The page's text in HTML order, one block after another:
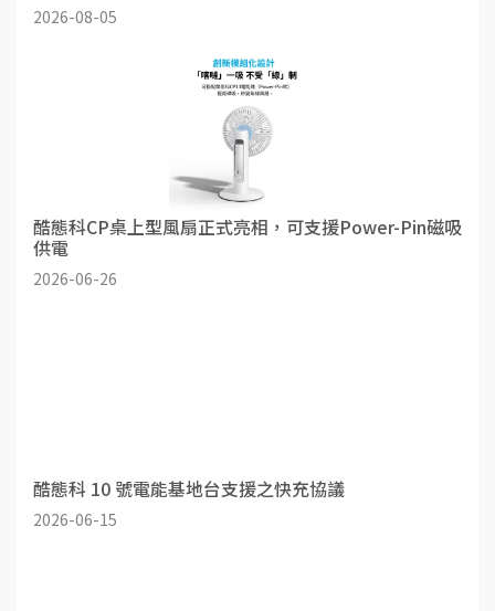
2026-08-05
酷態科CP桌上型風扇正式亮相，可支援Power-Pin磁吸
供電
2026-06-26
酷態科 10 號電能基地台支援之快充協議
2026-06-15